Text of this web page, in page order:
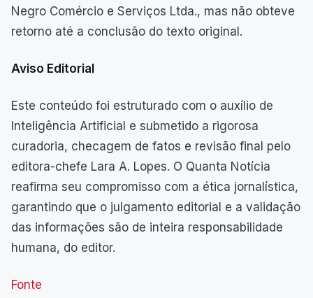
Negro Comércio e Serviços Ltda., mas não obteve
retorno até a conclusão do texto original.
Aviso Editorial
Este conteúdo foi estruturado com o auxílio de
Inteligência Artificial e submetido a rigorosa
curadoria, checagem de fatos e revisão final pelo
editora-chefe Lara A. Lopes. O Quanta Notícia
reafirma seu compromisso com a ética jornalística,
garantindo que o julgamento editorial e a validação
das informações são de inteira responsabilidade
humana, do editor.
Fonte